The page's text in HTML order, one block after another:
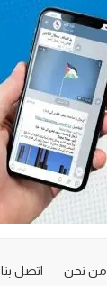
من نحن اتصل بنا